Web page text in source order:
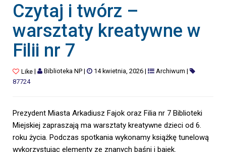
Czytaj i twórz –
warsztaty kreatywne w
Filii nr 7
Like| Biblioteka NP| 14 kwietnia, 2026| Archiwum |
87724
Prezydent Miasta Arkadiusz Fajok oraz Filia nr 7 Biblioteki
Miejskiej zapraszają ma warsztaty kreatywne dzieci od 6.
roku życia. Podczas spotkania wykonamy książkę tunelową
wykorzystując elementy ze znanych baśni i bajek.